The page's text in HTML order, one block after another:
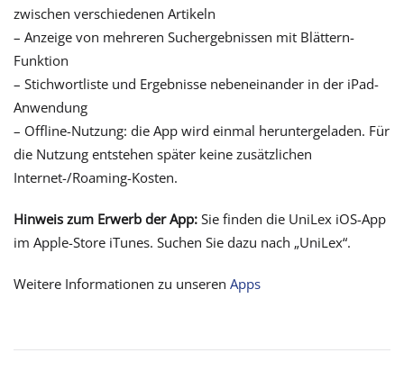
zwischen verschiedenen Artikeln
– Anzeige von mehreren Suchergebnissen mit Blättern-
Funktion
– Stichwortliste und Ergebnisse nebeneinander in der iPad-
Anwendung
– Offline-Nutzung: die App wird einmal heruntergeladen. Für
die Nutzung entstehen später keine zusätzlichen
Internet-/Roaming-Kosten.
Hinweis zum Erwerb der App: Sie finden die UniLex iOS-App
im Apple-Store iTunes. Suchen Sie dazu nach „UniLex“.
Weitere Informationen zu unseren Apps